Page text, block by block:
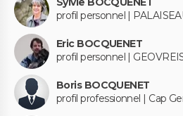
profil personnel |
Eric BOCQUENET
profil personnel |
Boris BOCQUENET
profil professionnel | Cap